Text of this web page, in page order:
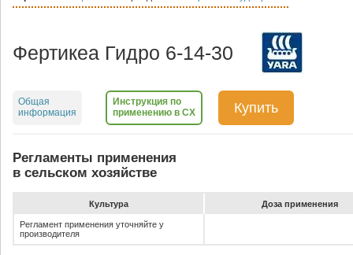
Фертикеа Гидро 6-14-30
Общая
информация
Инструкция по
применению в СХ
Купить
Регламенты применения
в сельском хозяйстве
Культура До­за при­ме­не­ния
Регламент применения уточняйте у
производителя